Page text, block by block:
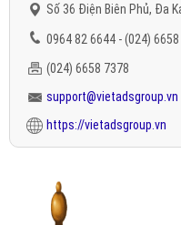
Số 36 Điện Biên Phủ, Đa
0964 82 6644 - (024)
(024) 6658 7378
support@vietadsgroup.vn
https://vietadsgroup.vn